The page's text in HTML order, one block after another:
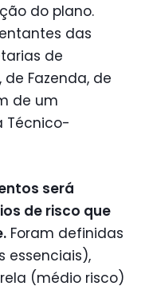
do plano.
das
de
Fazenda, de
de um
Técnico-
será
de risco que
Foram definidas
essenciais),
(médio risco)